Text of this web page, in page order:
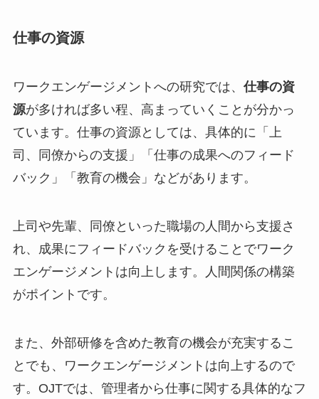
仕事の資源
ワークエンゲージメントへの研究では、 仕事の資
源が多ければ多い程、高まっていくことが分かっ
ています。仕事の資源としては、具体的に「上
司、同僚からの支援」「仕事の成果へのフィード
バック」「教育の機会」などがあります。
上司や先輩、同僚といった職場の人間から支援さ
れ、成果にフィードバックを受けることでワーク
エンゲージメントは向上します。人間関係の構築
がポイントです。
また、外部研修を含めた教育の機会が充実するこ
とでも、ワークエンゲージメントは向上するので
す。OJTでは、管理者から仕事に関する具体的なフ